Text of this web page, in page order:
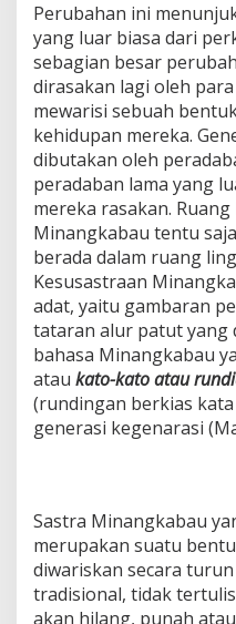
Perubahan ini
yang luar biasa dari
sebagian besar
dirasakan lagi oleh
mewarisi sebuah
kehidupan mereka.
dibutakan oleh
peradaban lama yang
mereka rasakan.
Minangkabau tentu
berada dalam ruang
Kesusastraan
adat, yaitu gambaran
tataran alur patut yang
bahasa Minangkabau
atau kato-kato atau
(rundingan berkias
generasi kegenarasi
Sastra Minangkabau
merupakan suatu
diwariskan secara
tradisional, tidak
akan hilang, punah